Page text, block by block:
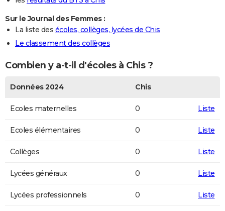
Sur le Journal des Femmes :
La liste des écoles, collèges, lycées de Chis
Le classement des collèges
Combien y a-t-il d'écoles à Chis ?
Données 2024 Chis
Ecoles maternelles 0 Liste
Ecoles élémentaires 0 Liste
Collèges 0 Liste
Lycées généraux 0 Liste
Lycées professionnels 0 Liste